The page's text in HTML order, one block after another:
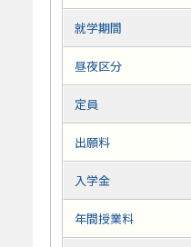
就学期間
昼夜区分
定員
出願料
入学金
年間授業料